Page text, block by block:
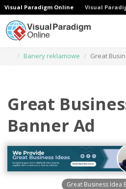
Visual Paradigm Online Visual
Banery reklamowe
Great
Great
Banner Ad
Great Business Idea